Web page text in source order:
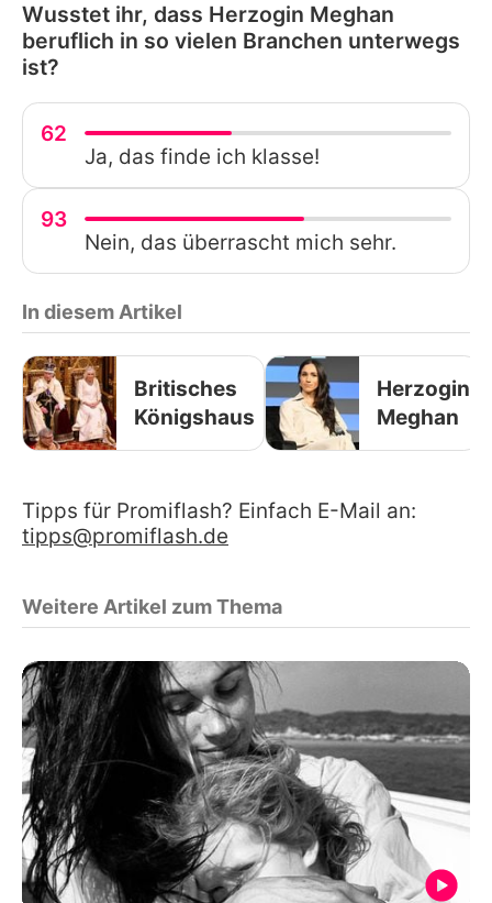
Wusstet ihr, dass Herzogin Meghan
beruflich in so vielen Branchen unterwegs
ist?
62
Ja, das finde ich klasse!
93
Nein, das überrascht mich sehr.
In diesem Artikel
Britisches
Königshaus
Herzogin
Meghan
Tipps für Promiflash? Einfach E-Mail an:
tipps@promiflash.de
Weitere Artikel zum Thema